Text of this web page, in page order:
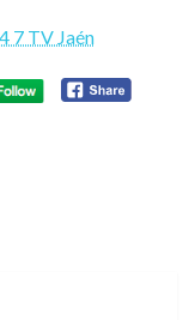
7 TV Jaén